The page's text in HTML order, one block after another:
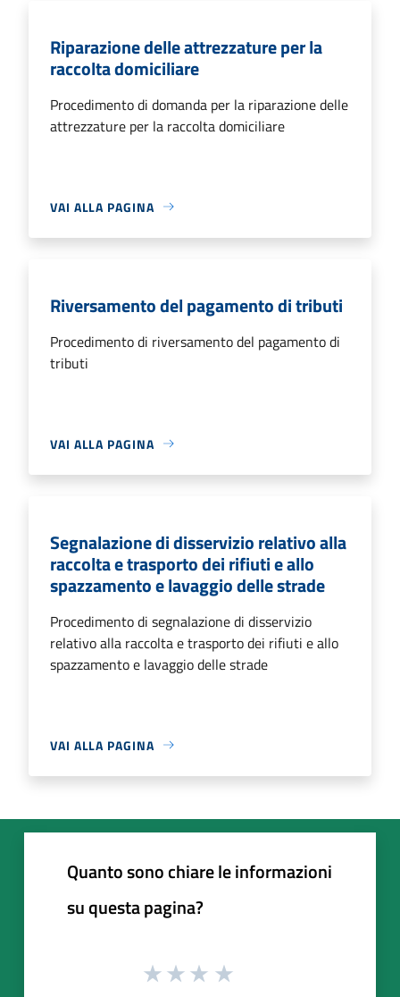
Riparazione delle attrezzature per la
raccolta domiciliare
Procedimento di domanda per la riparazione delle
attrezzature per la raccolta domiciliare
VAI ALLA PAGINA
Riversamento del pagamento di tributi
Procedimento di riversamento del pagamento di
tributi
VAI ALLA PAGINA
Segnalazione di disservizio relativo alla
raccolta e trasporto dei rifiuti e allo
spazzamento e lavaggio delle strade
Procedimento di segnalazione di disservizio
relativo alla raccolta e trasporto dei rifiuti e allo
spazzamento e lavaggio delle strade
VAI ALLA PAGINA
Quanto sono chiare le informazioni
su questa pagina?